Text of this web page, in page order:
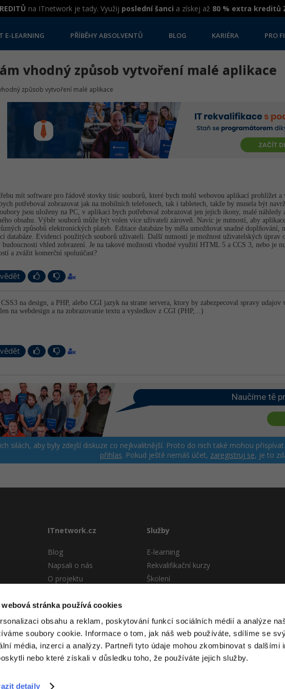
webová stránka používá cookies
obsahu a reklam, poskytování funkcí sociálních médií a analýze
soubory cookie. Informace o tom, jak náš web používáte, sdílíme se
média, inzerci a analýzy. Partneři tyto údaje mohou zkombinovat s dalšími
nebo které získali v důsledku toho, že používáte jejich služby.
detaily
na ITnetwork je tady. Využij poslední šanci a získej až 80 % extra kreditů
E-LEARNING PŘÍBĚHY ABSOLVENTŮ BLOG KARIÉRA PRO
vhodný způsob vytvoření malé aplikace
způsob vytvoření malé aplikace
mít software pro řádově stovky tisíc souborů, které bych mohl webovou aplikací prohlížet
potřeboval zobrazovat jak na mobilních telefonech, tak i tabletech, takže by musela být
jsou uloženy na PC, v aplikaci bych potřeboval zobrazovat jen jejich ikony, malé náhledy
obsahu. Výběr souborů může být volen více uživateli zároveň. Navíc je nutností, aby
způsobů elektronických plateb. Editace databáze by měla umožňovat snadné
databáze. Evidenci použitých souborů uživateli. Další nutností je možnost uživatelských úprav
vhled zobrazení. Je na takové možnosti vhodné využití HTML 5 a CCS 3, nebo je
a zvážit komerční spoluúčast?
na design, a PHP, alebo CGI jazyk na strane servera, ktory by zabezpecoval spravy
na webdesign a na zobrazovanie textu a vysledkov z CGI (PHP,...)
Naučíme tě
silách, aby byly zdejší diskuze co nejkvalitnější. Proto do nich také mohou
přihlas. Pokud ještě nemáš účet, zaregistruj se, je to
ITnetwork.cz
Blog
Napsali o nás
O projektu
Vývoj systému
Provozní podmínky
RSS
Kontakt
Služby
E-learning
Rekvalifikační kurzy
Školení